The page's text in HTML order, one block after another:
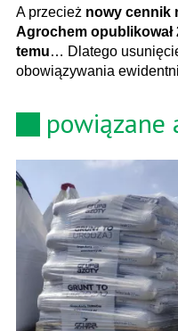
A przecież nowy cennik
Agrochem opublikował
temu… Dlatego
obowiązywania
powiązane